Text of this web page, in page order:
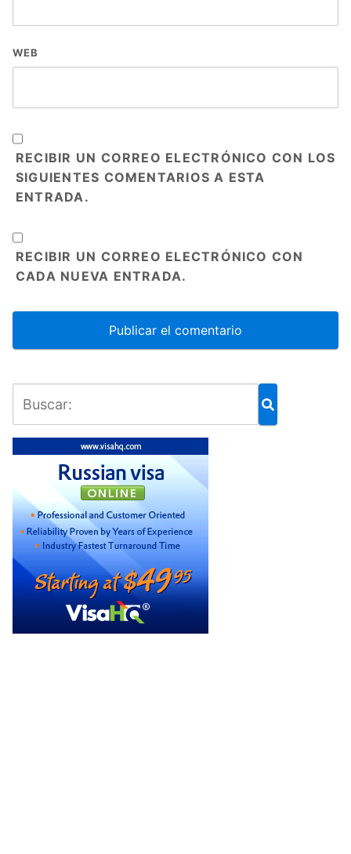
WEB
RECIBIR UN CORREO ELECTRÓNICO CON LOS
SIGUIENTES COMENTARIOS A ESTA
ENTRADA.
RECIBIR UN CORREO ELECTRÓNICO CON
CADA NUEVA ENTRADA.